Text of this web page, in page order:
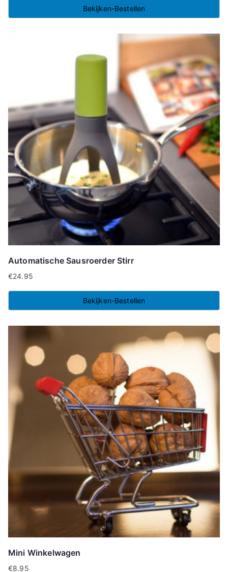
Bekijken-Bestellen
Automatische Sausroerder Stirr
€24.95
Bekijken-Bestellen
Mini Winkelwagen
€8.95